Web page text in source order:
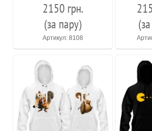
2150 грн.
(за пару)
Артикул: 8108